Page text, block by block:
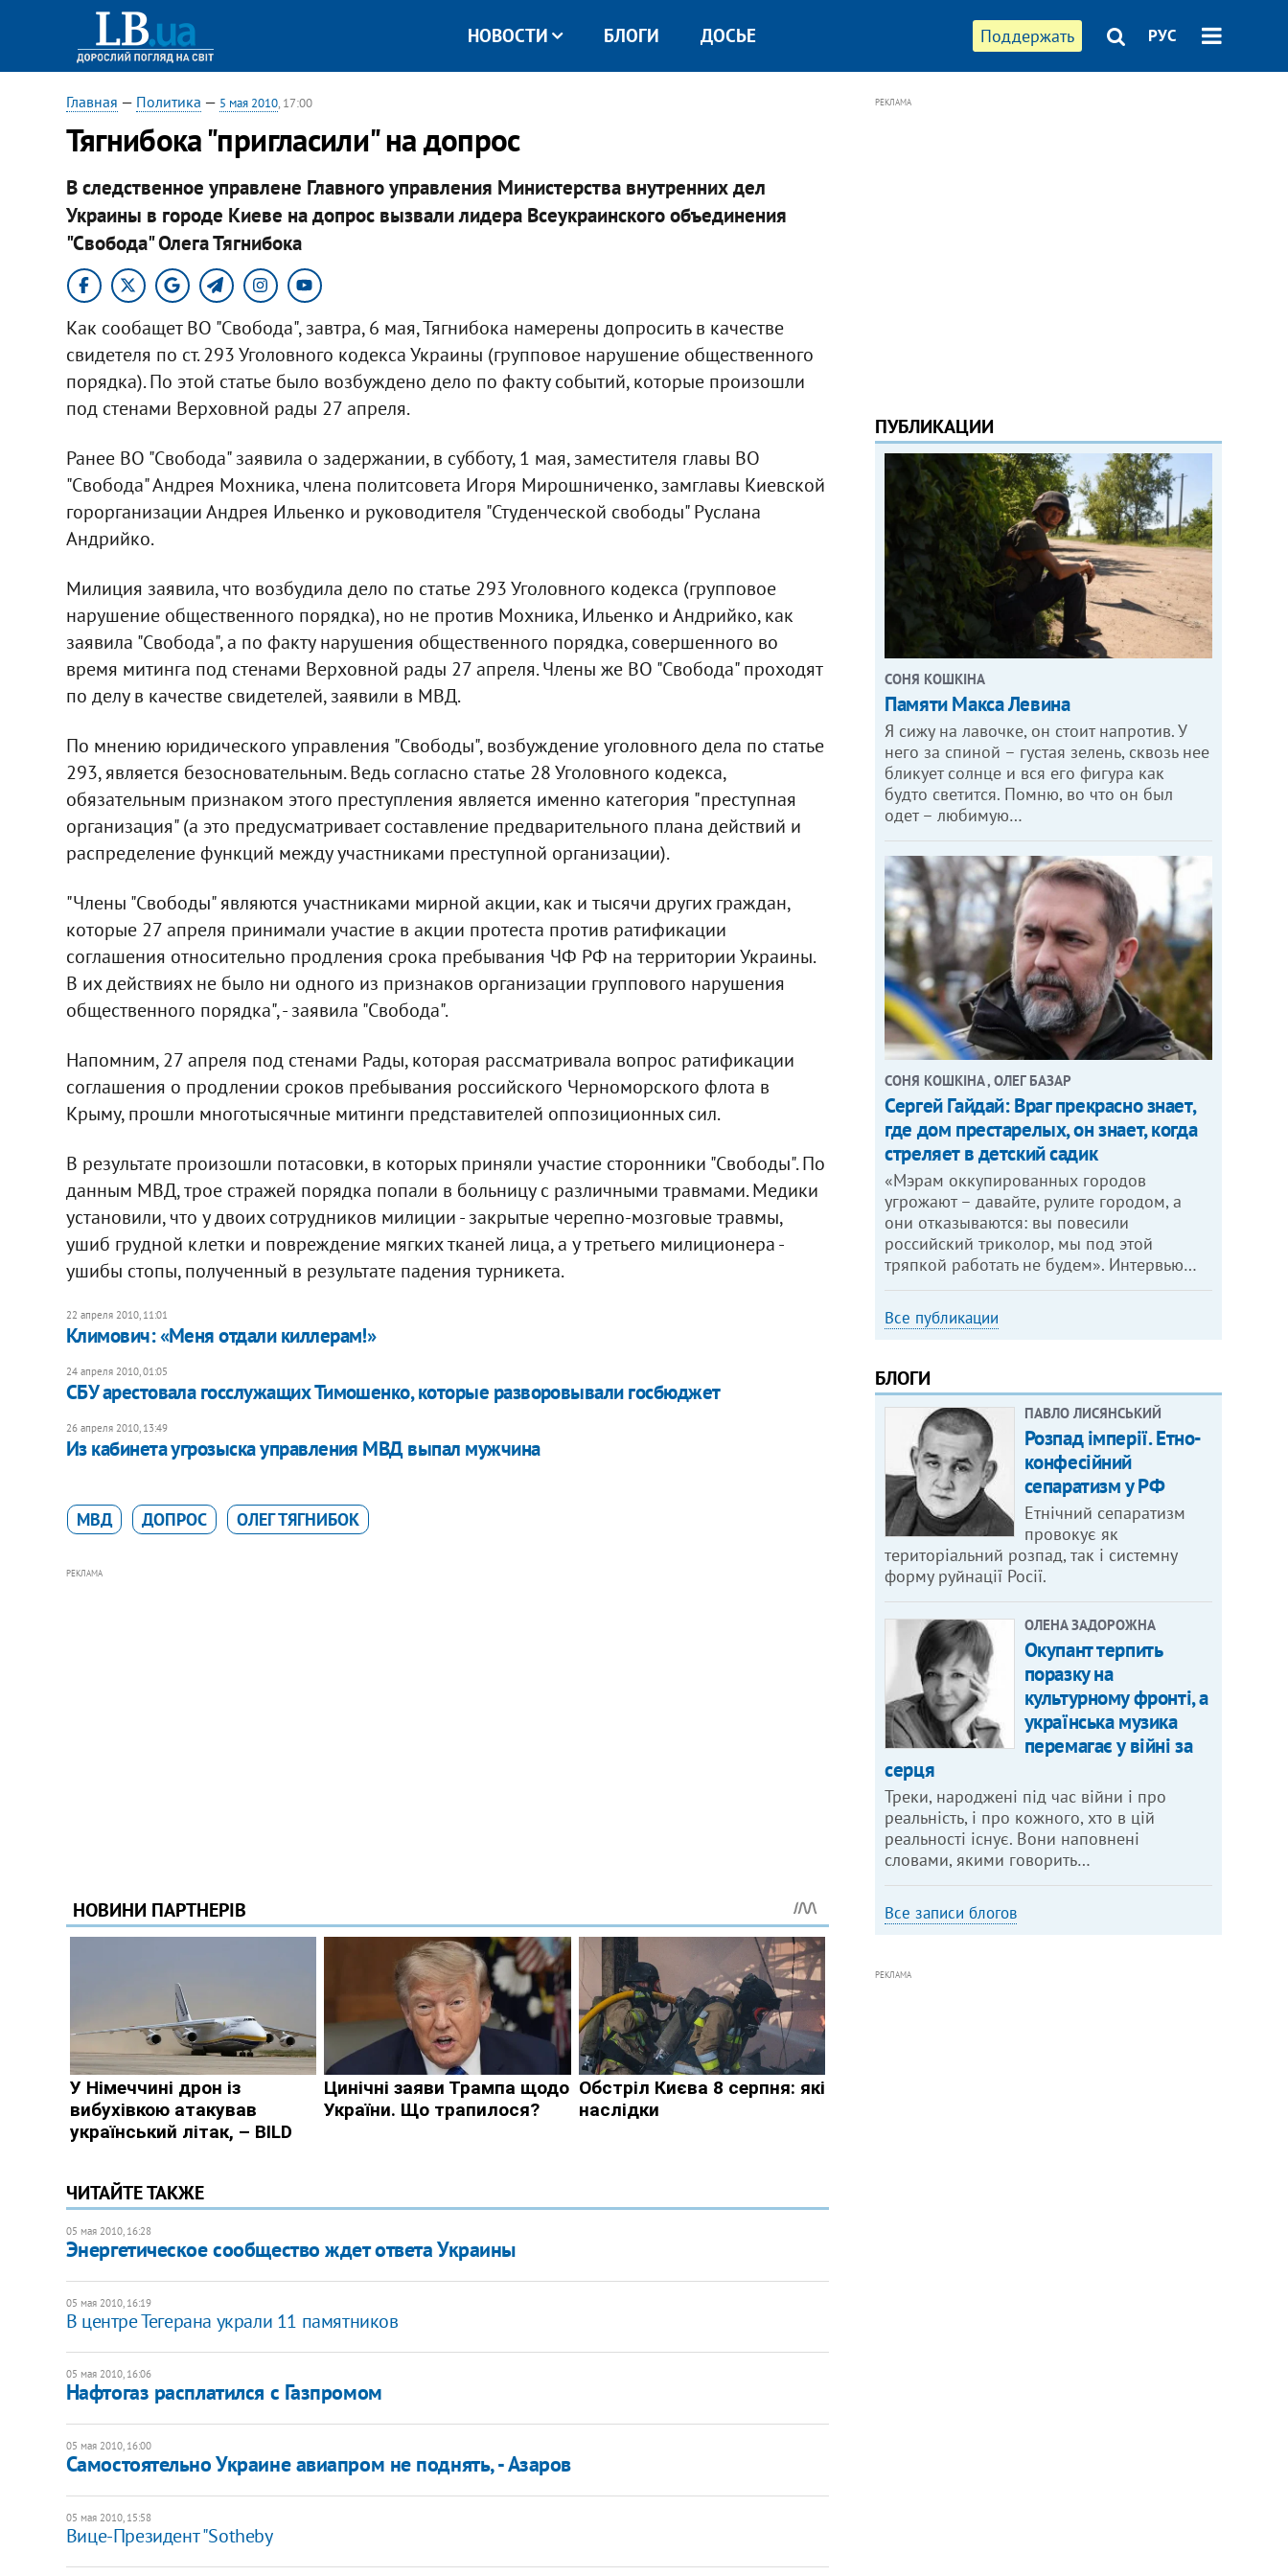
Поддержать РУС
НОВОСТИ БЛОГИ ДОСЬЕ
Главная — Политика — 5 мая 2010, 17:00
Тягнибока "пригласили" на допрос
В следственное управлене Главного управления Министерства внутренних дел
Украины в городе Киеве на допрос вызвали лидера Всеукраинского объединения
"Свобода" Олега Тягнибока
Как сообащет ВО "Свобода", завтра, 6 мая, Тягнибока намерены допросить в качестве
свидетеля по ст. 293 Уголовного кодекса Украины (групповое нарушение общественного
порядка). По этой статье было возбуждено дело по факту событий, которые произошли
под стенами Верховной рады 27 апреля.
Ранее ВО "Свобода" заявила о задержании, в субботу, 1 мая, заместителя главы ВО
"Свобода" Андрея Мохника, члена политсовета Игоря Мирошниченко, замглавы Киевской
горорганизации Андрея Ильенко и руководителя "Студенческой свободы" Руслана
Андрийко.
Милиция заявила, что возбудила дело по статье 293 Уголовного кодекса (групповое
нарушение общественного порядка), но не против Мохника, Ильенко и Андрийко, как
заявила "Свобода", а по факту нарушения общественного порядка, совершенного во
время митинга под стенами Верховной рады 27 апреля. Члены же ВО "Свобода" проходят
по делу в качестве свидетелей, заявили в МВД.
По мнению юридического управления "Свободы", возбуждение уголовного дела по статье
293, является безосновательным. Ведь согласно статье 28 Уголовного кодекса,
обязательным признаком этого преступления является именно категория "преступная
организация" (а это предусматривает составление предварительного плана действий и
распределение функций между участниками преступной организации).
"Члены "Свободы" являются участниками мирной акции, как и тысячи других граждан,
которые 27 апреля принимали участие в акции протеста против ратификации
соглашения относительно продления срока пребывания ЧФ РФ на территории Украины.
В их действиях не было ни одного из признаков организации группового нарушения
общественного порядка", - заявила "Свобода".
Напомним, 27 апреля под стенами Рады, которая рассматривала вопрос ратификации
соглашения о продлении сроков пребывания российского Черноморского флота в
Крыму, прошли многотысячные митинги представителей оппозиционных сил.
В результате произошли потасовки, в которых приняли участие сторонники "Свободы". По
данным МВД, трое стражей порядка попали в больницу с различными травмами. Медики
установили, что у двоих сотрудников милиции - закрытые черепно-мозговые травмы,
ушиб грудной клетки и повреждение мягких тканей лица, а у третьего милиционера -
ушибы стопы, полученный в результате падения турникета.
22 апреля 2010, 11:01
Климович: «Меня отдали киллерам!»
24 апреля 2010, 01:05
СБУ арестовала госслужащих Тимошенко, которые разворовывали госбюджет
26 апреля 2010, 13:49
Из кабинета угрозыска управления МВД выпал мужчина
МВД ДОПРОС ОЛЕГ ТЯГНИБОК
РЕКЛАМА
ЧИТАЙТЕ ТАКЖЕ
05 мая 2010, 16:28
Энергетическое сообщество ждет ответа Украины
05 мая 2010, 16:19
В центре Тегерана украли 11 памятников
05 мая 2010, 16:06
Нафтогаз расплатился с Газпромом
05 мая 2010, 16:00
Самостоятельно Украине авиапром не поднять, - Азаров
05 мая 2010, 15:58
Вице-Президент "Sotheby
РЕКЛАМА
ПУБЛИКАЦИИ
СОНЯ КОШКІНА
Памяти Макса Левина
Я сижу на лавочке, он стоит напротив. У
него за спиной – густая зелень, сквозь нее
бликует солнце и вся его фигура как
будто светится. Помню, во что он был
одет – любимую…
СОНЯ КОШКІНА , ОЛЕГ БАЗАР
Сергей Гайдай: Враг прекрасно знает,
где дом престарелых, он знает, когда
стреляет в детский садик
«Мэрам оккупированных городов
угрожают – давайте, рулите городом, а
они отказываются: вы повесили
российский триколор, мы под этой
тряпкой работать не будем». Интервью…
Все публикации
БЛОГИ
ПАВЛО ЛИСЯНСЬКИЙ
Розпад імперії. Етно-
конфесійний
сепаратизм у РФ
Етнічний сепаратизм
провокує як
територіальний розпад, так і системну
форму руйнації Росії.
ОЛЕНА ЗАДОРОЖНА
Окупант терпить
поразку на
культурному фронті, а
українська музика
перемагає у війні за
серця
Треки, народжені під час війни і про
реальність, і про кожного, хто в цій
реальності існує. Вони наповнені
словами, якими говорить…
Все записи блогов
РЕКЛАМА